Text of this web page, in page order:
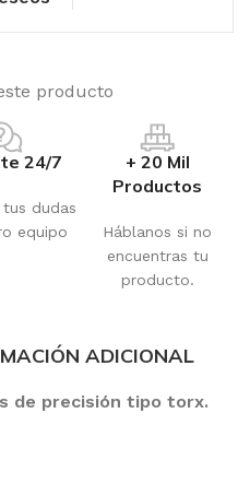
producto
24/7
dudas
equipo
+ 20 Mil
Productos
Háblanos si no
encuentras tu
producto.
ADICIONAL
de precisión tipo torx.